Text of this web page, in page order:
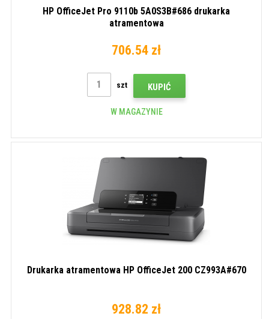
HP OfficeJet Pro 9110b 5A0S3B#686 drukarka
atramentowa
706.54 zł
szt KUPIĆ
W MAGAZYNIE
Drukarka atramentowa HP OfficeJet 200 CZ993A#670
928.82 zł